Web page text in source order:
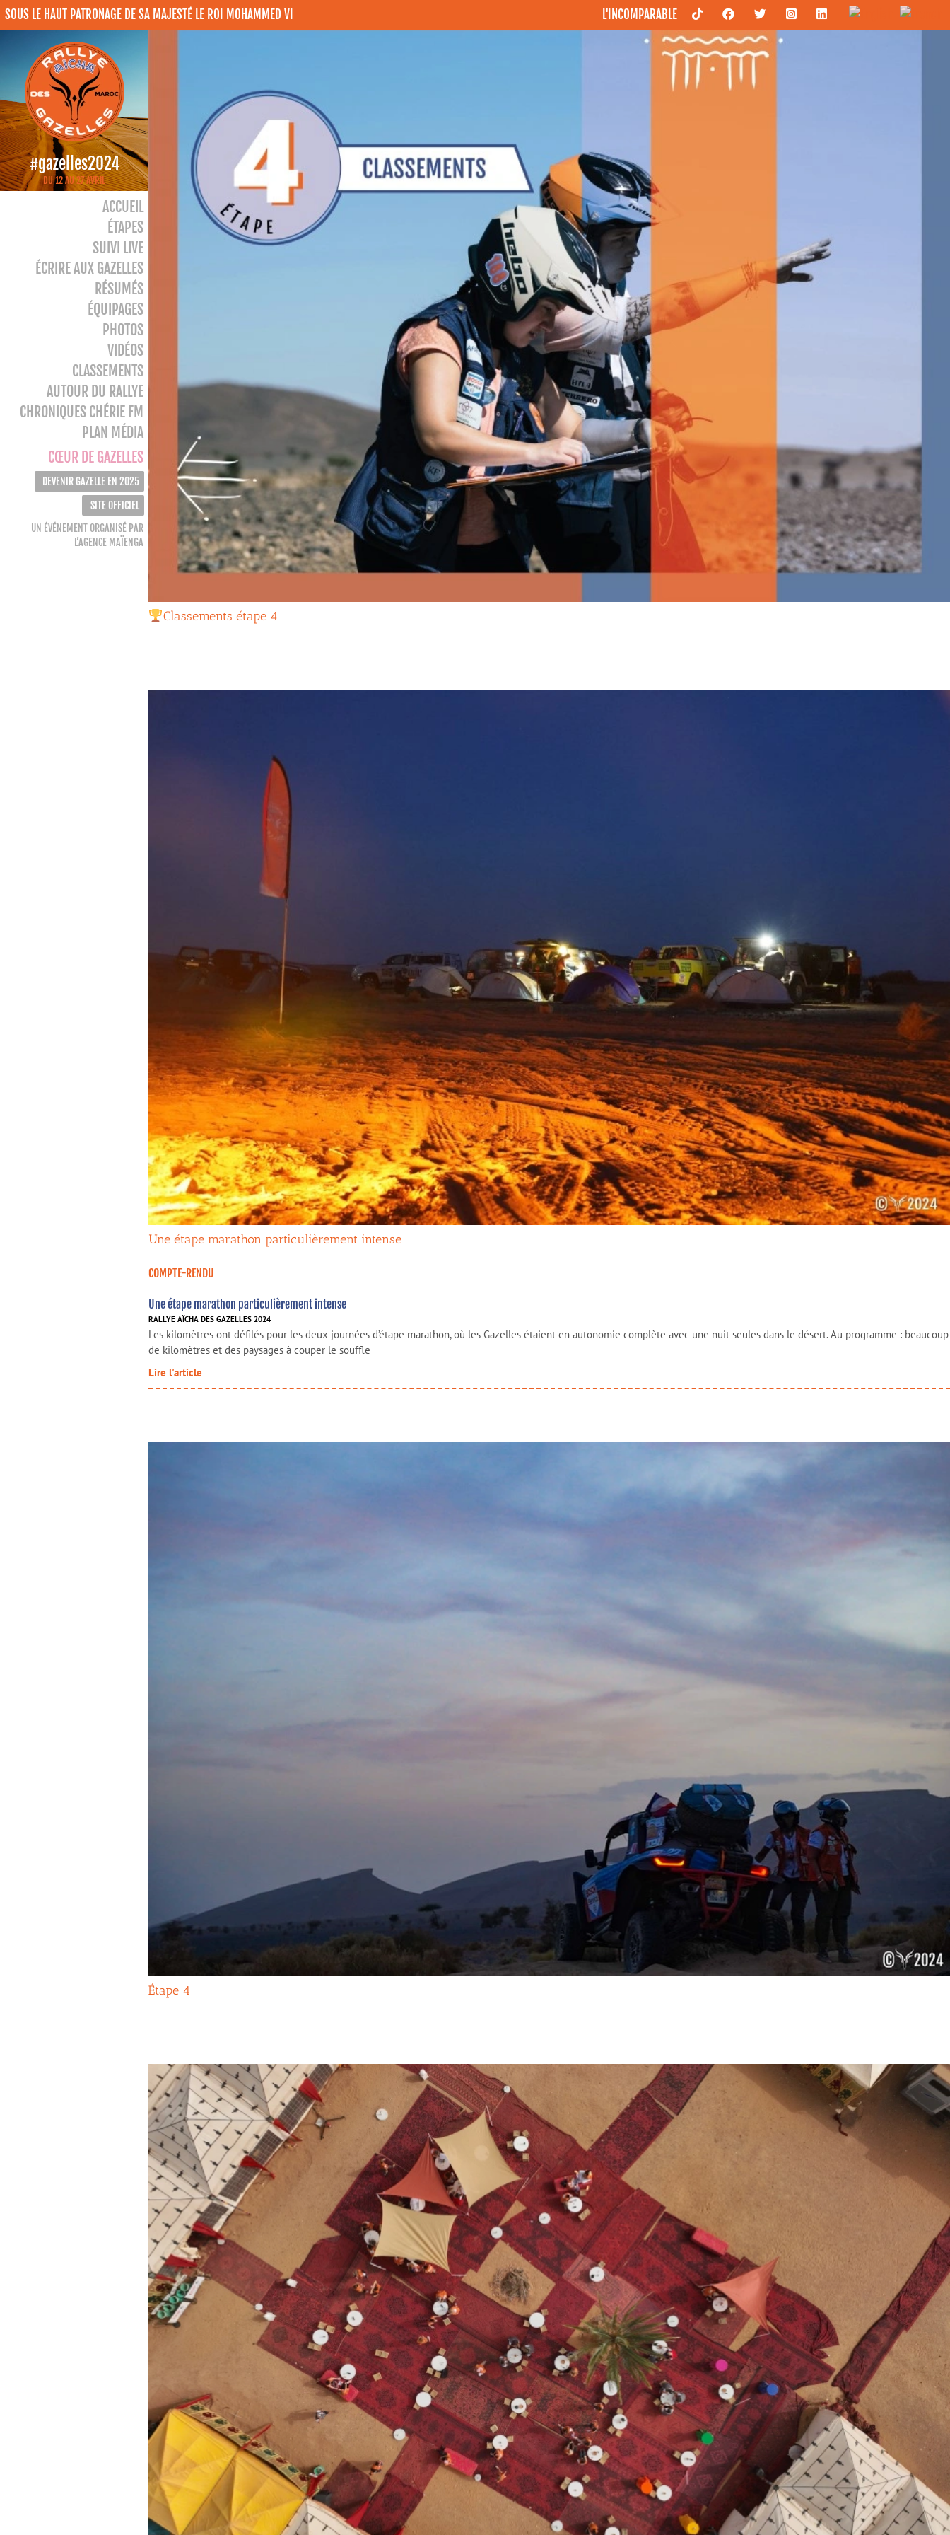
L'INCOMPARABLE
SOUS LE HAUT PATRONAGE DE SA MAJESTÉ LE ROI MOHAMMED VI
#gazelles2024
DU 12 AU 27 AVRIL
ACCUEIL
ÉTAPES
SUIVI LIVE
ÉCRIRE AUX GAZELLES
RÉSUMÉS
ÉQUIPAGES
PHOTOS
VIDÉOS
CLASSEMENTS
AUTOUR DU RALLYE
CHRONIQUES CHÉRIE FM
PLAN MÉDIA
CŒUR DE GAZELLES
DEVENIR GAZELLE EN 2025
SITE OFFICIEL
UN ÉVÉNEMENT ORGANISÉ PAR
L’AGENCE MAÏENGA
Classements étape 4
Une étape marathon particulièrement intense
COMPTE-RENDU
Une étape marathon particulièrement intense
RALLYE AÏCHA DES GAZELLES 2024
Les kilomètres ont défilés pour les deux journées d’étape marathon, où les Gazelles étaient en autonomie complète avec une nuit seules dans le désert. Au programme : beaucoup
de kilomètres et des paysages à couper le souffle
Lire l'article
Étape 4